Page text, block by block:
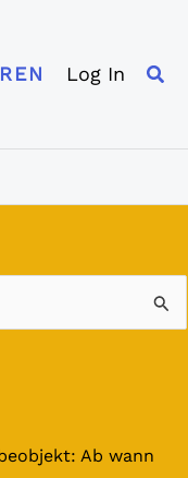
Log In
Ab wann